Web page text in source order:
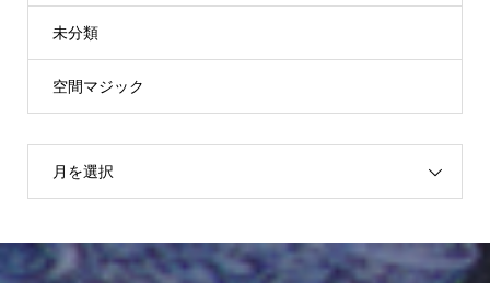
未分類
空間マジック
月を選択